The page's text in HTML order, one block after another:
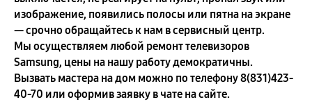
изображение, появились полосы или пятна на экране
— срочно обращайтесь к нам в сервисный центр.
Мы осуществляем любой ремонт телевизоров
Samsung, цены на нашу работу демократичны.
Вызвать мастера на дом можно по телефону8(831)423-
40-70 или оформив заявку в чате на сайте.